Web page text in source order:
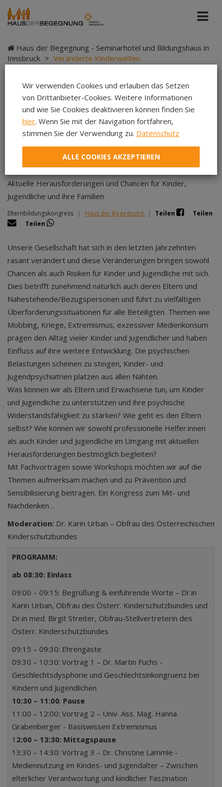
Haus der Begegnung - Seminarhotel und Bildungshaus in
Innsbruck > Veränderte Kinderwelten
Veränderte
Kinderwelten
Aktuelle Herausforderungen und Chancen für Kinder,
Jugendliche und ihre Familien
Elternbildungskongress | Haus der Begegnung | Teilen
Teilen
Teilen
Unsere Gesellschaft hat sich in den letzten Jahrzehnten
rasant verändert und diese Veränderungen bringen sowohl
Chancen als auch Risiken für Kinder und Jugendliche mit sich.
Dies betrifft zunehmend natürlich auch deren Eltern und
Nahestehende/Bezugspersonen und führt zu vielfältigen
Überforderungssituationen für alle Beteiligten. Themen wie
Mobbing, Kriege, Extremismus, exzessiver Medienkonsum
prägen den Alltag vieler Kinder und Jugendlicher und haben
Einfluss auf ihre weitere Entwicklung. Die psychischen
Belastungen scheinen zu steigen, Kinder- und
Jugendpsychiatrien platzen aus allen Nähten.
Was können wir als Eltern und Erwachsene tun, um Kinder
und Jugendliche zu unterstützen und ihre psychische
Widerstandsfähigkeit zu stärken? Wie geht es den Eltern
selbst? Wie können wir sowohl professionelle Helfer:innen
als auch Kinder und Jugendliche im Umgang mit aktuellen
Herausforderungen bestmöglich begleiten?
Mit Fachvorträgen sowie Workshops möchten wir auf die
Themen aufmerksam machen und zu Prävention und
Sensibilisierung beitragen. Ein Kongress zum Mit- und
Nachdenken…
Moderation: Dr. Karin Urban – Obfrau des Österreichischen
Kinderschutzbundes
PROGRAMM:
ab 08:30: Einlass
09:00 – 09:15: Begrüßung & einführende Worte – Dr.in
Karin Urban, Obfrau des Österr. Kinderschutzbundes und
Dr.in med. Birgit Streiter, Obfrau-Stellvertreterin des
Österr. Kinderschutzbundes
09:15 – 09:30: Ehrengäste
09:30 – 10:30: Vortrag 1 – Dr. Martin Fuchs -
Geschlechtsdysphorie und Geschlechtsinkongruenz bei
Kindern und Jugendlichen
10:30 – 11:00: Pause
11:00 – 12:00: Vortrag 2 – Univ. Ass. Mag. Hanna
Grabenberger - Basiswissen Extremismus
1 2:00 – 13:30: Mittagspause
13:30 – 14:30: Vortrag 3 – Dr. Christine Lämmle -
Mediennutzung im Kindes- und Jugendalter – Zwischen
elterlicher Verantwortung und kindlicher Faszination
Wir verwenden Cookies und erlauben das Setzen
von Drittanbieter-Cookies. Weitere Informationen
und wie Sie Cookies deaktivieren können finden Sie
hier. Wenn Sie mit der Navigation fortfahren,
stimmen Sie der Verwendung zu. Datenschutz
ALLE COOKIES AKZEPTIEREN